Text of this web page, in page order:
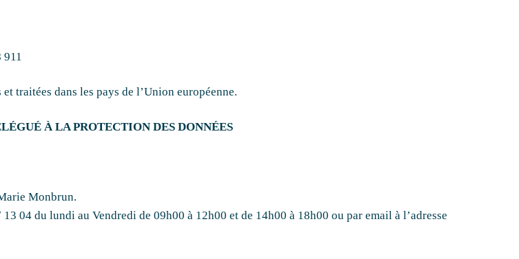
traitées dans les pays de l’Union européenne.
À LA PROTECTION DES DONNÉES
Monbrun.
04 du lundi au Vendredi de 09h00 à 12h00 et de 14h00 à 18h00 ou par email à l’adresse